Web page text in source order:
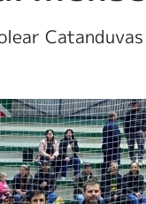
Catanduvas